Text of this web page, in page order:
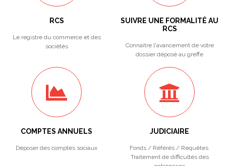
RCS
Le registre du commerce et des
sociétés
SUIVRE UNE FORMALITÉ AU
RCS
Connaitre l'avancement de votre
dossier déposé au greffe
COMPTES ANNUELS
Déposer des comptes sociaux
JUDICIAIRE
Fonds / Référés / Requêtes.
Traitement de difficultés des